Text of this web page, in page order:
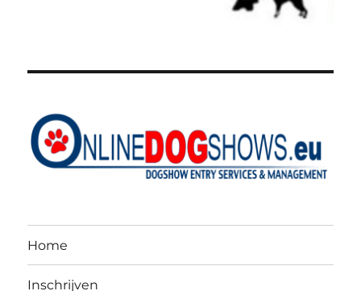
Home
Inschrijven